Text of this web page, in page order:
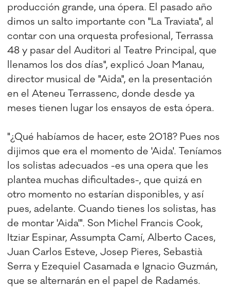
producción grande, una ópera. El pasado año
dimos un salto importante con "La Traviata", al
contar con una orquesta profesional, Terrassa
48 y pasar del Auditori al Teatre Principal, que
llenamos los dos días", explicó Joan Manau,
director musical de "Aida", en la presentación
en el Ateneu Terrassenc, donde desde ya
meses tienen lugar los ensayos de esta ópera.
"¿Qué habíamos de hacer, este 2018? Pues nos
dijimos que era el momento de 'Aida'. Teníamos
los solistas adecuados -es una opera que les
plantea muchas dificultades-, que quizá en
otro momento no estarían disponibles, y así
pues, adelante. Cuando tienes los solistas, has
de montar 'Aida'". Son Michel Francis Cook,
Itziar Espinar, Assumpta Camí, Alberto Caces,
Juan Carlos Esteve, Josep Pieres, Sebastià
Serra y Ezequiel Casamada e Ignacio Guzmán,
que se alternarán en el papel de Radamés.